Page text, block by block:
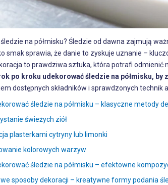
na półmisku? Śledzie od dawna zajmują
smak sprawia, że danie to zyskuje uznanie –
to prawdziwa sztuka, która potrafi odmienić
po kroku udekorować śledzie na półmisku,
dostępnych składników i sprawdzonych technik
śledzie na półmisku – klasyczne metody
świeżych ziół
plasterkami cytryny lub limonki
kolorowych warzyw
śledzie na półmisku – efektowne
sposoby dekoracji – kreatywne formy podania